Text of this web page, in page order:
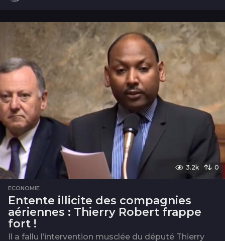
s
3.2k 0
ECONOMIE
Entente illicite des compagnies
aériennes : Thierry Robert frappe
fort !
Il a fallu l’intervention musclée du député Thierry